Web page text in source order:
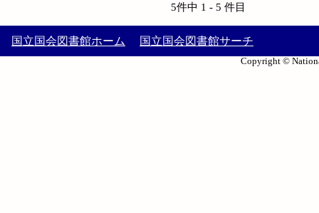
5件中 1 - 5 件目
国立国会図書館ホーム 国立国会図書館サーチ
Copyright ©